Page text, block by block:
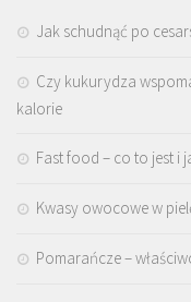
Jak schudnąć po
Czy kukurydza
kalorie
Fast food – co to jest i
Kwasy owocowe w
Pomarańcze –